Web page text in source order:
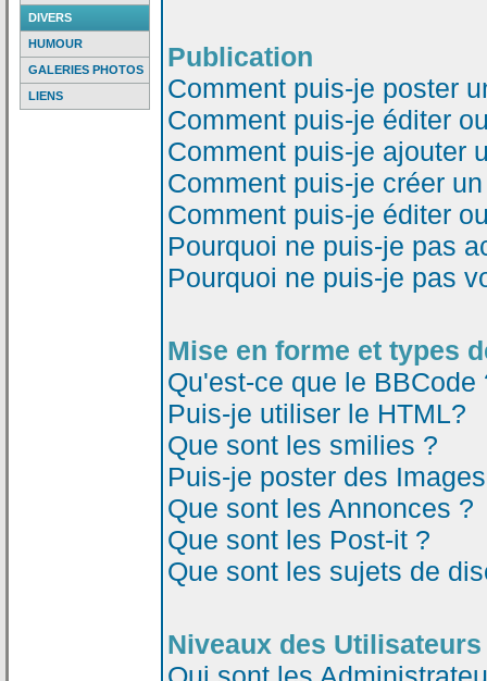
DIVERS
HUMOUR
GALERIES PHOTOS
LIENS
Publication
Comment puis-je poster
Comment puis-je éditer
Comment puis-je ajouter
Comment puis-je créer
Comment puis-je éditer
Pourquoi ne puis-je pas
Pourquoi ne puis-je pas
Mise en forme et types
Qu'est-ce que le BBCode
Puis-je utiliser le HTML?
Que sont les smilies ?
Puis-je poster des
Que sont les Annonces ?
Que sont les Post-it ?
Que sont les sujets de
Niveaux des